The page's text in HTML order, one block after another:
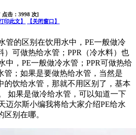
击：3998 次]
印此文】 【关闭窗口】
管的区别在饮用水中， PE一般做冷
）可做热给水管； PPR
（冷水料）也
中， PE一般做冷水管； PPR可做热给
管；如果是要做热给水管，当然是
的饮给水管，那就不用区别了，基本
如果是做冷给水管，可以知道一下
迈尔斯小编我将给大家介绍PE给水
别在哪。